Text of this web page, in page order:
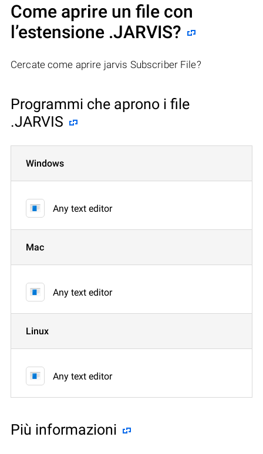
Come aprire un file con
l’estensione .JARVIS?
Cercate come aprire jarvis Subscriber File?
Programmi che aprono i file
.JARVIS
Windows
Any text editor
Mac
Any text editor
Linux
Any text editor
Più informazioni